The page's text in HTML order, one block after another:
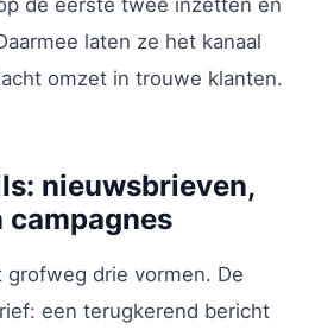
de eerste twee inzetten en
laten ze het kanaal
omzet in trouwe klanten.
nieuwsbrieven,
grofweg drie vormen. De
een terugkerend bericht